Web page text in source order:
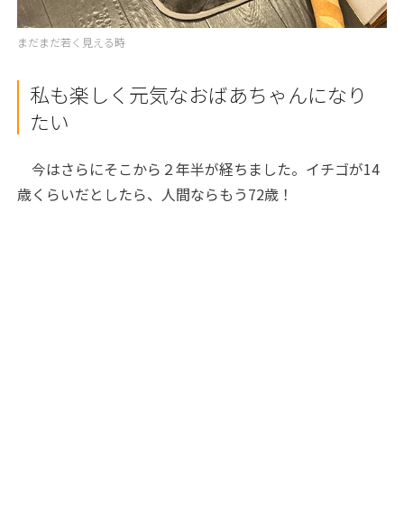
まだまだ若く見える時
私も楽しく元気なおばあちゃんになり
たい
今はさらにそこから２年半が経ちました。イチゴが14
歳くらいだとしたら、人間ならもう72歳！